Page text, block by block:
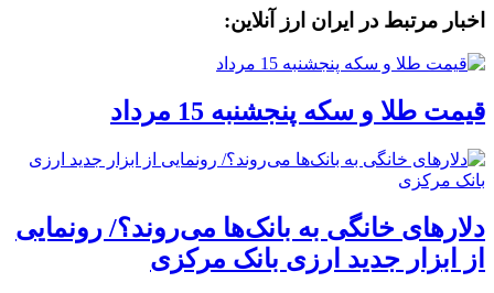
اخبار مرتبط در ایران ارز آنلاین:
قیمت طلا و سکه پنجشنبه 15 مرداد
دلارهای خانگی به بانک‌ها می‌روند؟/ رونمایی
از ابزار جدید ارزی بانک مرکزی